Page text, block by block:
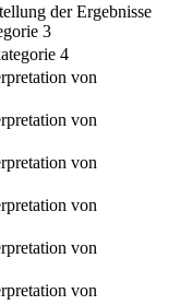
der Ergebnisse
3
4
von
von
von
von
von
von